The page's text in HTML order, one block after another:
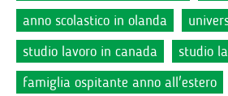
anno scolastico in olanda
studio lavoro in canada
studio
famiglia ospitante anno all'estero